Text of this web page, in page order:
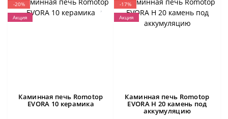
-20%
Акция
Каминная печь Romotop
EVORA 10 керамика
-17%
Акция
Каминная печь Romotop
EVORA H 20 камень под
аккумуляцию